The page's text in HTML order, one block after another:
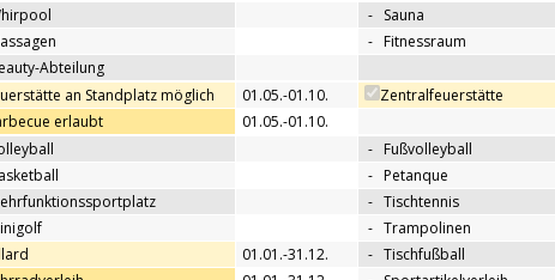
- Sauna
- Fitnessraum
Abteilung
an Standplatz möglich 01.05.-01.10. Zentralfeuerstätte
erlaubt
01.05.-01.10.
- Fußvolleyball
- Petanque
- Tischtennis
- Trampolinen
01.01.-31.12. - Tischfußball